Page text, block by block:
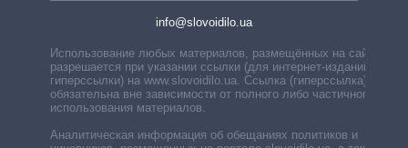
info@slovoidilo.ua
Использование любых материалов, размещённых на сайте,
разрешается при указании ссылки (для интернет-изданий —
гиперссылки) на www.slovoidilo.ua. Ссылка (гиперссылка)
обязательна вне зависимости от полного либо частичного
использования материалов.
Аналитическая информация об обещаниях политиков и